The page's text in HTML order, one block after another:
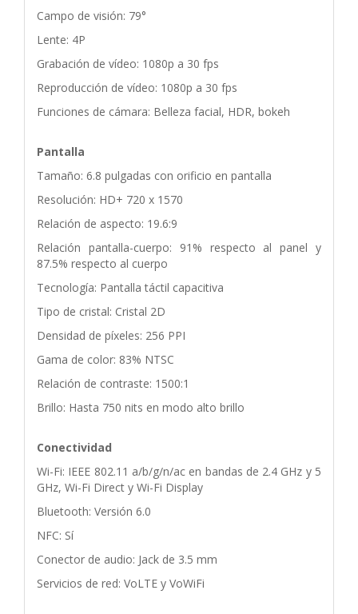
Campo de visión: 79°
Lente: 4P
Grabación de vídeo: 1080p a 30 fps
Reproducción de vídeo: 1080p a 30 fps
Funciones de cámara: Belleza facial, HDR, bokeh
Pantalla
Tamaño: 6.8 pulgadas con orificio en pantalla
Resolución: HD+ 720 x 1570
Relación de aspecto: 19.6:9
Relación pantalla-cuerpo: 91% respecto al panel y
87.5% respecto al cuerpo
Tecnología: Pantalla táctil capacitiva
Tipo de cristal: Cristal 2D
Densidad de píxeles: 256 PPI
Gama de color: 83% NTSC
Relación de contraste: 1500:1
Brillo: Hasta 750 nits en modo alto brillo
Conectividad
Wi-Fi: IEEE 802.11 a/b/g/n/ac en bandas de 2.4 GHz y 5
GHz, Wi-Fi Direct y Wi-Fi Display
Bluetooth: Versión 6.0
NFC: Sí
Conector de audio: Jack de 3.5 mm
Servicios de red: VoLTE y VoWiFi